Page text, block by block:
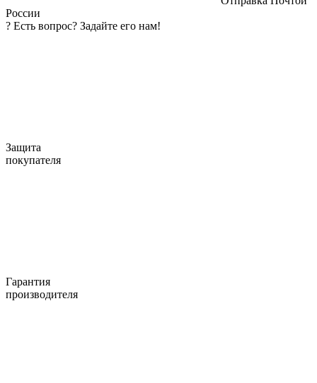
России
? Есть вопрос? Задайте его нам!
Защита
покупателя
Гарантия
производителя